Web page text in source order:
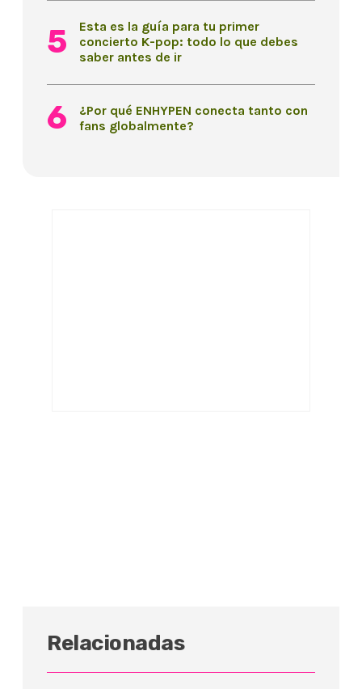
Esta es la guía para tu primer
concierto K-pop: todo lo que debes
saber antes de ir
¿Por qué ENHYPEN conecta tanto con
fans globalmente?
Relacionadas